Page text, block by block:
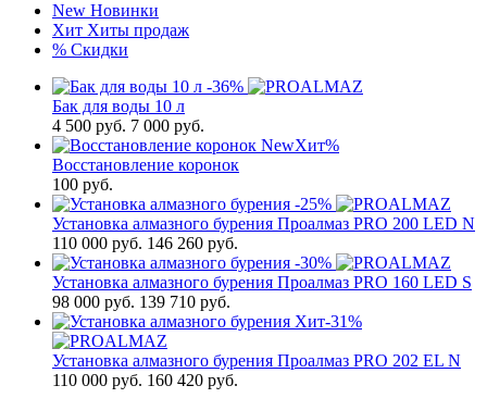
New Новинки
Хит Хиты продаж
% Скидки
-36%
Бак для воды 10 л
4 500 руб. 7 000 руб.
NewХит%
Восстановление коронок
100 руб.
-25%
Установка алмазного бурения Проалмаз PRO 200 LED N
110 000 руб. 146 260 руб.
-30%
Установка алмазного бурения Проалмаз PRO 160 LED S
98 000 руб. 139 710 руб.
Хит-31%
Установка алмазного бурения Проалмаз PRO 202 EL N
110 000 руб. 160 420 руб.